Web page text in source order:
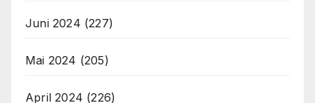
Juni 2024 (227)
Mai 2024 (205)
April 2024 (226)